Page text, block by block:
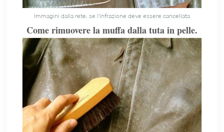
Immagini dalla rete, se l'infrazione deve essere cancellata
Come rimuovere la muffa dalla tuta in pelle.